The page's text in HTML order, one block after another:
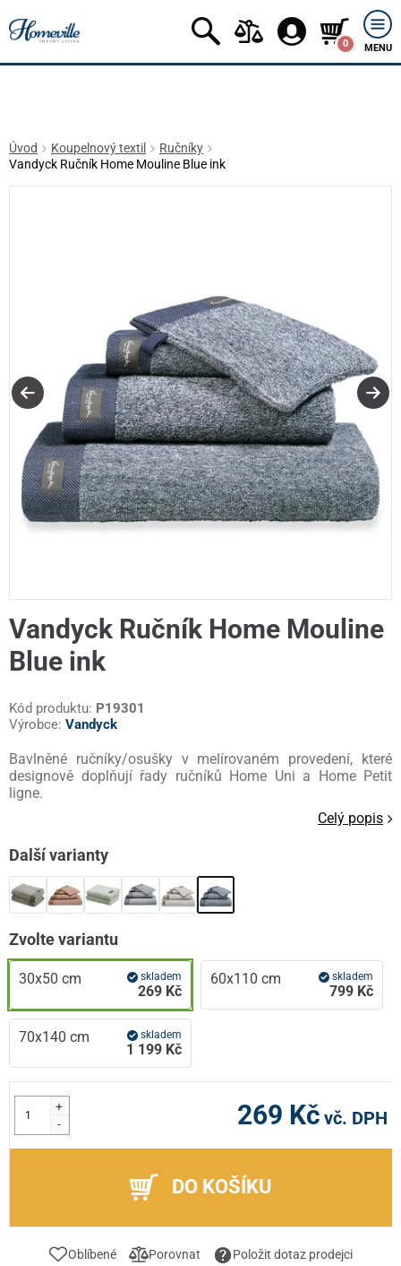
0 MENU
Úvod Koupelnový textil
Ručníky
Vandyck Ručník Home Mouline Blue ink
Vandyck Ručník Home Mouline
Blue ink
Kód produktu: P19301
Výrobce: Vandyck
Bavlněné ručníky/osušky v melírovaném provedení, které
designově doplňují řady ručníků Home Uni a Home Petit
ligne.
Celý popis
Další varianty
Zvolte variantu
30x50 cm skladem
269 Kč
60x110 cm skladem
799 Kč
70x140 cm skladem
1 199 Kč
+
-
269 Kč vč. DPH
DO KOŠÍKU
Oblíbené Porovnat Položit dotaz prodejci